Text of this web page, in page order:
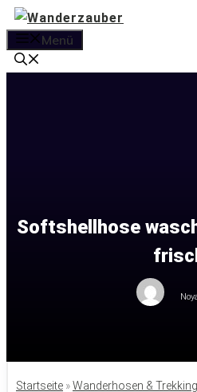
Zum
Inhalt
springen
Menü
Softshellhose
Startseite »Wanderhosen &